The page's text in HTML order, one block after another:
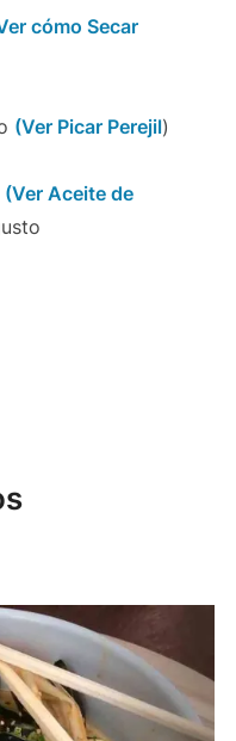
cómo Secar
(Ver Picar Perejil)
(Ver Aceite de